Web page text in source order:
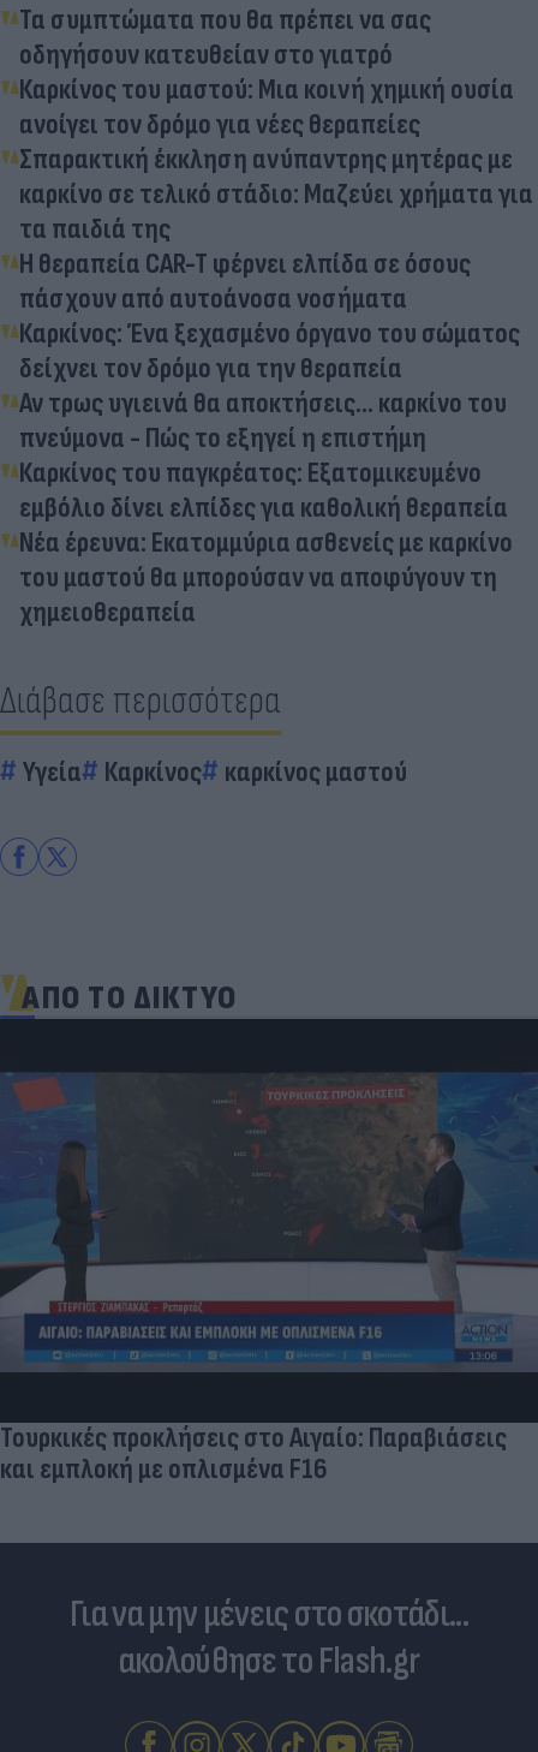
Τα συμπτώματα που θα πρέπει να σας
οδηγήσουν κατευθείαν στο γιατρό
Καρκίνος του μαστού: Μια κοινή χημική ουσία
ανοίγει τον δρόμο για νέες θεραπείες
Σπαρακτική έκκληση ανύπαντρης μητέρας με
καρκίνο σε τελικό στάδιο: Μαζεύει χρήματα για
τα παιδιά της
Η θεραπεία CAR-T φέρνει ελπίδα σε όσους
πάσχουν από αυτοάνοσα νοσήματα
Καρκίνος: Ένα ξεχασμένο όργανο του σώματος
δείχνει τον δρόμο για την θεραπεία
Αν τρως υγιεινά θα αποκτήσεις... καρκίνο του
πνεύμονα - Πώς το εξηγεί η επιστήμη
Καρκίνος του παγκρέατος: Εξατομικευμένο
εμβόλιο δίνει ελπίδες για καθολική θεραπεία
Νέα έρευνα: Εκατομμύρια ασθενείς με καρκίνο
του μαστού θα μπορούσαν να αποφύγουν τη
χημειοθεραπεία
Διάβασε περισσότερα
Υγεία Καρκίνος καρκίνος μαστού
ΑΠΟ ΤΟ ΔΙΚΤΥΟ
Τουρκικές προκλήσεις στο Αιγαίο: Παραβιάσεις
και εμπλοκή με οπλισμένα F16
Για να μην μένεις στο σκοτάδι...
ακολούθησε το Flash.gr